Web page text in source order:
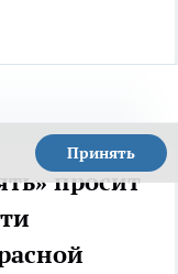
Принять
просит